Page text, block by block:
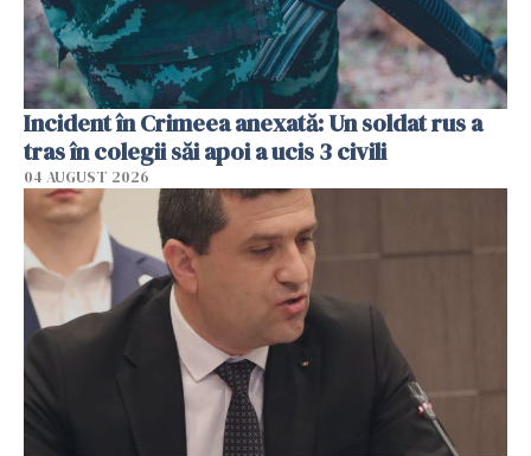
Incident în Crimeea anexată: Un soldat rus a
tras în colegii săi apoi a ucis 3 civili
04 AUGUST 2026